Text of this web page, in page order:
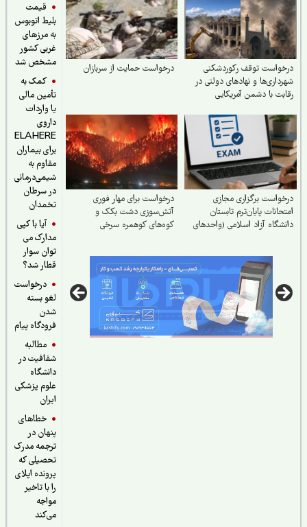
قیمت
بلیط اتوبوس
به مرزهای
غربی کشور
مشخص شد
کمک به
تأمین مالی
یا واردات
داروی
ELAHERE
برای بیماران
مقاوم به
شیمی‌درمانی
در سرطان
تخمدان
آیا با کپی
مدارک می
توان سوار
قطار شد؟
درخواست
لغو بسته
فرودگاه پیام
مطالبه
شفافیت در
دانشگاه
علوم پزشکی
خطاهای
پنهان در
ترجمه مدرک
تحصیلی که
پرونده اپلای
را با تاخیر
توقف رکوردشکنی
و نهادهای دولتی در
با دشمن آمریکایی
تاریخی اسلامی"
درخواست حمایت از سربازان
برگزاری مجازی
پایان‌ترم تابستان
آزاد اسلامی (واحدهای
درخواست برای مهار فوری
آتش‌سوزی دشت بکک و
کوه‌های کوهمره‌ سرخی